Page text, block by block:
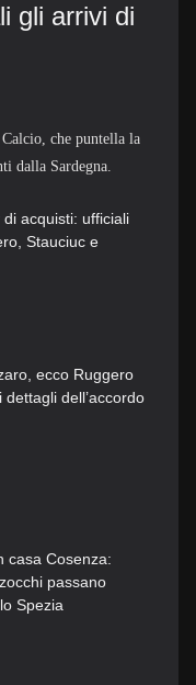
gli arrivi di
che puntella la
dalla Sardegna.
acquisti: ufficiali
Stauciuc e
ecco Ruggero
dell’accordo
casa Cosenza:
passano
Spezia